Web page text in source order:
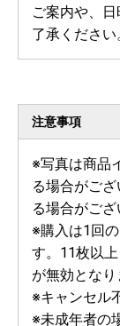
ご案内や、
了承ください
注意事項
※写真は商品
る場合がご
る場合がござ
※購入は1回
す。11枚以
が無効となり
※キャンセル
※未成年者の